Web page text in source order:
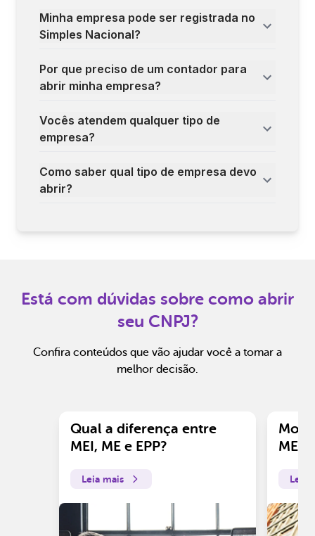
Minha empresa pode ser registrada no
Simples Nacional?
Por que preciso de um contador para
abrir minha empresa?
Vocês atendem qualquer tipo de
empresa?
Como saber qual tipo de empresa devo
abrir?
Está com dúvidas sobre como abrir
seu CNPJ?
Confira conteúdos que vão ajudar você a tomar a
melhor decisão.
Qual a diferença entre
MEI, ME e EPP?
Leia mais
ME?
Leia